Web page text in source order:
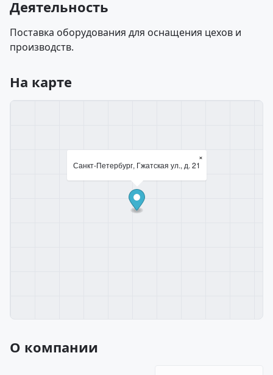
Деятельность
Поставка оборудования для оснащения цехов и
производств.
На карте
Санкт-Петербург, Гжатская ул., д. 21
×
О компании